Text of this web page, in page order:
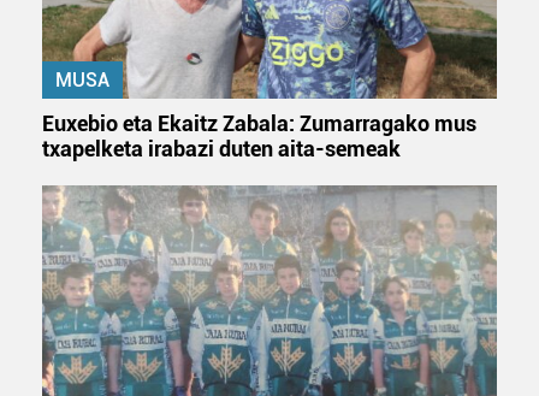
MUSA
Euxebio eta Ekaitz Zabala: Zumarragako mus
txapelketa irabazi duten aita-semeak